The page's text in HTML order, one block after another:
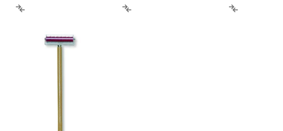
HINZUFÜGEN